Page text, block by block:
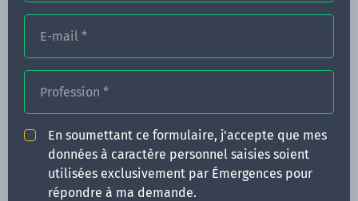
E-mail *
Profession *
En soumettant ce formulaire, j'accepte que mes
données à caractère personnel saisies soient
utilisées exclusivement par Émergences pour
répondre à ma demande.
FORMATIONS
NOS FORMATEURS
ACTUALITÉS
INFOS PRATIQUES
Qui sommes-nous ?